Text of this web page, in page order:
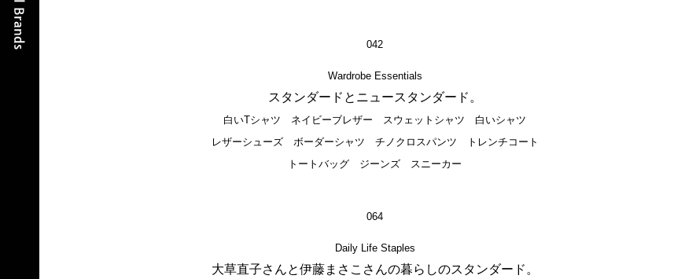
042
Wardrobe Essentials
スタンダードとニュースタンダード。
白いTシャツ ネイビーブレザー スウェットシャツ 白いシャツ
レザーシューズ ボーダーシャツ チノクロスパンツ トレンチコート
トートバッグ ジーンズ スニーカー
064
Daily Life Staples
大草直子さんと伊藤まさこさんの暮らしのスタンダード。